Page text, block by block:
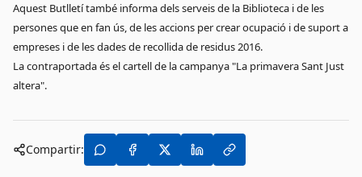
Aquest Butlletí també informa dels serveis de la Biblioteca i de les
persones que en fan ús, de les accions per crear ocupació i de suport a
empreses i de les dades de recollida de residus 2016.
La contraportada és el cartell de la campanya "La primavera Sant Just
altera".
Compartir: